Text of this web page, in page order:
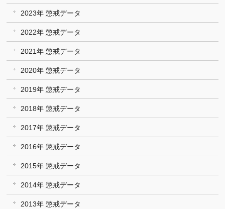
2023年 懲戒データ
2022年 懲戒データ
2021年 懲戒データ
2020年 懲戒データ
2019年 懲戒データ
2018年 懲戒データ
2017年 懲戒データ
2016年 懲戒データ
2015年 懲戒データ
2014年 懲戒データ
2013年 懲戒データ